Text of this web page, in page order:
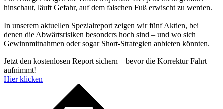
hinschaut, läuft Gefahr, auf dem falschen Fuß erwischt zu werden.
In unserem aktuellen Spezialreport zeigen wir fünf Aktien, bei
denen die Abwärtsrisiken besonders hoch sind – und wo sich
Gewinnmitnahmen oder sogar Short-Strategien anbieten könnten.
Jetzt den kostenlosen Report sichern – bevor die Korrektur Fahrt
aufnimmt!
Hier klicken